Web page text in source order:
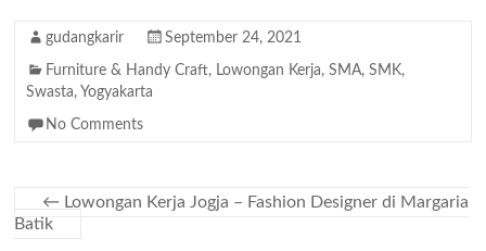
gudangkarir September 24, 2021
Furniture & Handy Craft, Lowongan Kerja,SMA,SMK,
Swasta, Yogyakarta
No Comments
← Lowongan Kerja Jogja – Fashion Designer di Margaria
Batik